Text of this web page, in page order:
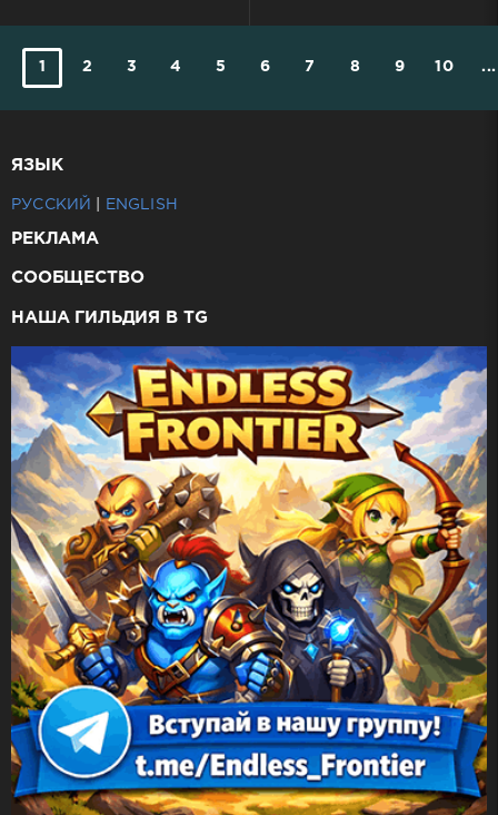
1 2 3 4 5 6 7 8 9 10 ...
ЯЗЫК
РУССКИЙ ENGLISH
РЕКЛАМА
СООБЩЕСТВО
НАША ГИЛЬДИЯ В TG